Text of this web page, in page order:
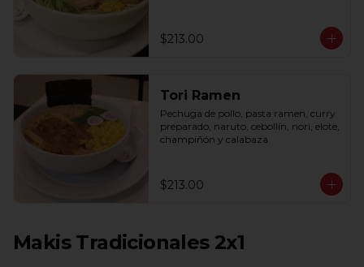
$213.00
Tori Ramen
Pechuga de pollo, pasta ramen, curry
preparado, naruto, cebollín, nori, elote,
champiñón y calabaza
$213.00
Makis Tradicionales 2x1